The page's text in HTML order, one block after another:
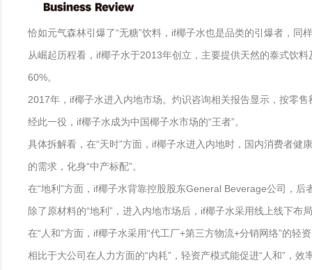
恰如元气森林引爆了“无糖”饮料，if椰子水也是品类的引爆者，同
从崛起历程看，if椰子水于2013年创立，主要提供天然的泰式饮
60%。
2017年，if椰子水进入内地市场。灼识咨询相关报告显示，按零
经此一役，if椰子水成为中国椰子水市场的“王者”。
具体拆解看，在“天时”方面，if椰子水进入内地时，国内消费者
的需求，化身“中产标配”。
在“地利”方面，if椰子水背靠控股股东General Beverage公司，
除了原材料的“地利”，进入内地市场后，if椰子水采用线上线下
在“人和”方面，if椰子水采用“代工厂+第三方物流+分销网络”的
相比于大公司在人力方面的“内耗”，轻资产模式能促进“人和”，